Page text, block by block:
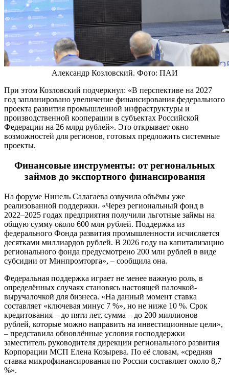
Александр Козловский. Фото: ПАИ
При этом Козловский подчеркнул: «В перспективе на 2027
год запланировано увеличение финансирования федерального
проекта развития промышленной инфраструктуры и
производственной кооперации в субъектах Российской
Федерации на 26 млрд рублей». Это открывает окно
возможностей для регионов, готовых предложить системные
проекты.
Финансовые инструменты: от региональных
займов до экспортного финансирования
На форуме Нинель Салагаева озвучила объёмы уже
реализованной поддержки. «Через региональный фонд в
2022–2025 годах предприятия получили льготные займы на
общую сумму около 600 млн рублей. Поддержка из
федерального Фонда развития промышленности исчисляется
десятками миллиардов рублей. В 2026 году на капитализацию
регионального фонда предусмотрено 200 млн рублей в виде
субсидии от Минпромторга», – сообщила она.
Федеральная поддержка играет не менее важную роль, в
определённых случаях становясь настоящей палочкой-
выручалочкой для бизнеса. «На данный момент ставка
составляет «ключевая минус 7 %», но не ниже 10 %. Срок
кредитования – до пяти лет, сумма – до 200 миллионов
рублей, которые можно направить на инвестиционные цели»,
– представила обновлённые условия господдержки
заместитель руководителя дирекции регионального развития
Корпорации МСП Елена Козырева. По её словам, «средняя
ставка микрофинансирования по России составляет около 8,7
%».